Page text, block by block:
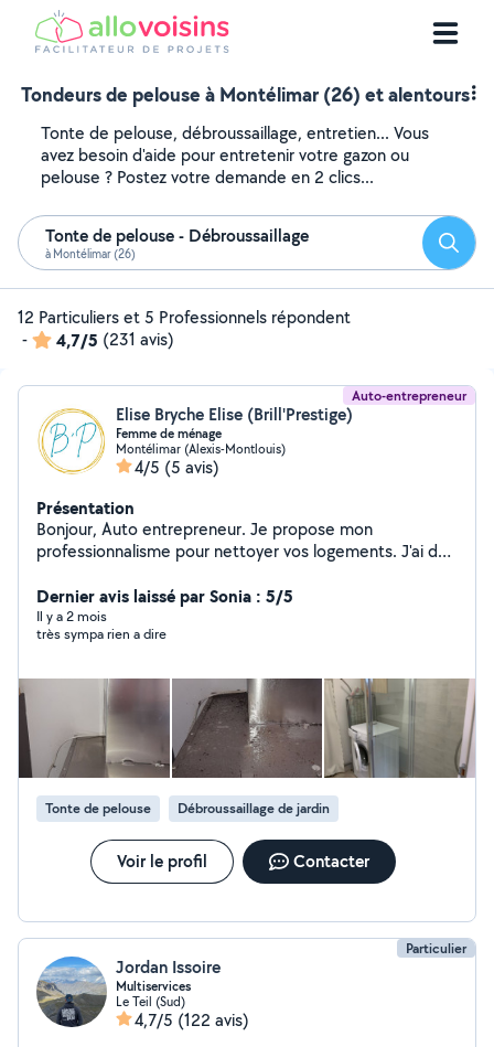
Tondeurs de pelouse à Montélimar (26) et alentours
Tonte de pelouse, débroussaillage, entretien... Vous
avez besoin d'aide pour entretenir votre gazon ou
pelouse ? Postez votre demande en 2 clics...
Tonte de pelouse - Débroussaillage
à Montélimar (26)
12 Particuliers et 5 Professionnels répondent
-
4,7/5 (231 avis)
Auto-entrepreneur
Elise Bryche Elise (Brill'Prestige)
Femme de ménage
Montélimar (Alexis-Montlouis)
4/5 (5 avis)
Présentation
Bonjour, Auto entrepreneur. Je propose mon
professionnalisme pour nettoyer vos logements. J'ai de
suis sur Montelimar et peut me déplacer aux alentours
de 30 km. Je serais ravis d'effectuer les ménages de
vos gîtes, airbnb, appartements ou maison. Excellente
Dernier avis laissé par Sonia : 5/5
Il y a 2 mois
très sympa rien a dire
Tonte de pelouse Débroussaillage de jardin
Voir le profil Contacter
Particulier
Jordan Issoire
Multiservices
Le Teil (Sud)
4,7/5 (122 avis)